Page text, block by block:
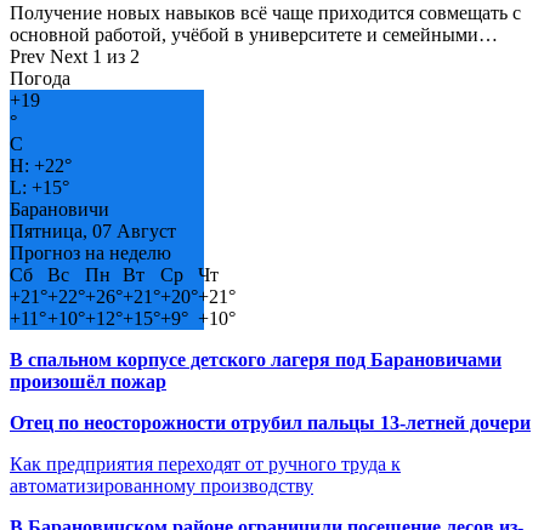
Получение новых навыков всё чаще приходится совмещать с
основной работой, учёбой в университете и семейными…
Prev Next 1 из 2
Погода
+19
°
C
H: +22°
L: +15°
Барановичи
Пятница, 07 Август
Прогноз на неделю
Сб
Вс Пн Вт Ср
Чт
+21°+22°+26°+21°+20°+21°
+11°+10°+12°+15°+9° +10°
В спальном корпусе детского лагеря под Барановичами
произошёл пожар
Отец по неосторожности отрубил пальцы 13-летней дочери
Как предприятия переходят от ручного труда к
автоматизированному производству